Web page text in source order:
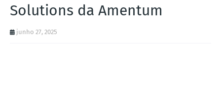
Solutions da Amentum
junho 27, 2025